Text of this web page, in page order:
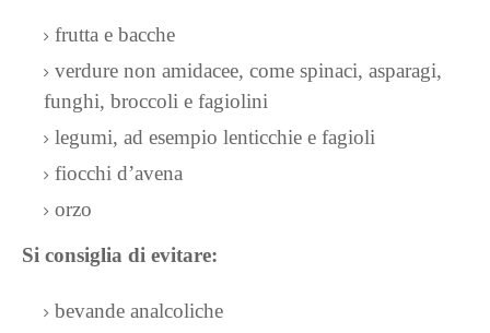
frutta e bacche
verdure non amidacee, come spinaci, asparagi,
funghi, broccoli e fagiolini
legumi, ad esempio lenticchie e fagioli
fiocchi d’avena
orzo
Si consiglia di evitare:
bevande analcoliche